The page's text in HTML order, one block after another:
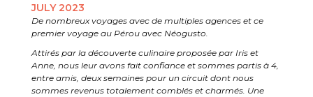
JULY 2023
De nombreux voyages avec de multiples agences et ce
premier voyage au Pérou avec Néogusto.
Attirés par la découverte culinaire proposée par Iris et
Anne, nous leur avons fait confiance et sommes partis à 4,
entre amis, deux semaines pour un circuit dont nous
sommes revenus totalement comblés et charmés. Une